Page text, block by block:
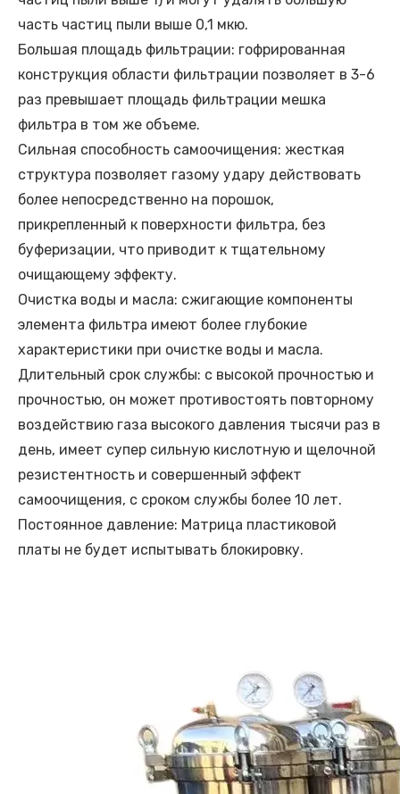
часть частиц пыли выше 0,1 мкю.
Большая площадь фильтрации: гофрированная
конструкция области фильтрации позволяет в 3-6
раз превышает площадь фильтрации мешка
фильтра в том же объеме.
Сильная способность самоочищения: жесткая
структура позволяет газому удару действовать
более непосредственно на порошок,
прикрепленный к поверхности фильтра, без
буферизации, что приводит к тщательному
очищающему эффекту.
Очистка воды и масла: сжигающие компоненты
элемента фильтра имеют более глубокие
характеристики при очистке воды и масла.
Длительный срок службы: с высокой прочностью и
прочностью, он может противостоять повторному
воздействию газа высокого давления тысячи раз в
день, имеет супер сильную кислотную и щелочной
резистентность и совершенный эффект
самоочищения, с сроком службы более 10 лет.
Постоянное давление: Матрица пластиковой
платы не будет испытывать блокировку.